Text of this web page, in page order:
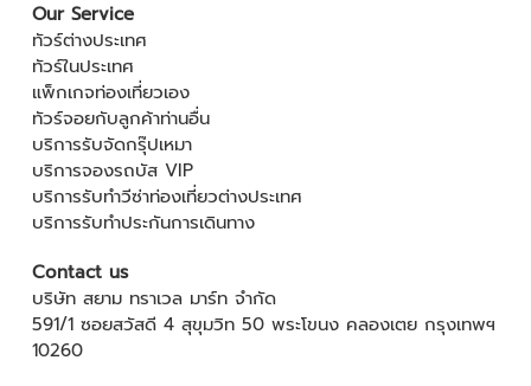
Our Service
ทัวร์ต่างประเทศ
ทัวร์ในประเทศ
แพ็กเกจท่องเที่ยวเอง
ทัวร์จอยกับลูกค้าท่านอื่น
บริการรับจัดกรุ๊ปเหมา
บริการจองรถบัส VIP
บริการรับทำวีซ่าท่องเที่ยวต่างประเทศ
บริการรับทำประกันการเดินทาง
Contact us
บริษัท สยาม ทราเวล มาร์ท จำกัด
591/1 ซอยสวัสดี 4 สุขุมวิท 50 พระโขนง คลองเตย กรุงเทพฯ
10260